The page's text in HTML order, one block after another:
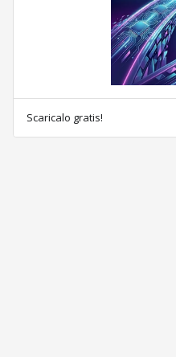
Scaricalo gratis!